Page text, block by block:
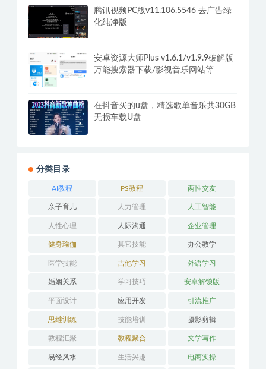
腾讯视频PC版v11.106.5546 去广告绿
化纯净版
安卓资源大师Plus v1.6.1/v1.9.9破解版
万能搜索器下载/影视音乐网站等
在抖音买的u盘，精选歌单音乐共30GB
无损车载U盘
分类目录
AI教程 PS教程 两性交友
亲子育儿 人力管理 人工智能
人性心理 人际沟通 企业管理
健身瑜伽 其它技能 办公教学
医学技能 吉他学习 外语学习
婚姻关系 学习技巧 安卓解锁版
平面设计 应用开发 引流推广
思维训练 技能培训 摄影剪辑
教程汇聚 教程聚合 文学写作
易经风水 生活兴趣 电商实操